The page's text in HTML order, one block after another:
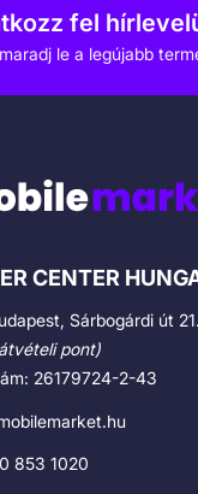
fel
le a legújabb
CENTER
Sárbogárdi út 21.
pont)
26179724-2-43
853 1020